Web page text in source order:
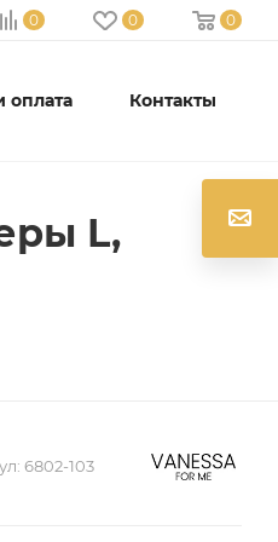
0 0 0
оплата Контакты
L,
6802-103